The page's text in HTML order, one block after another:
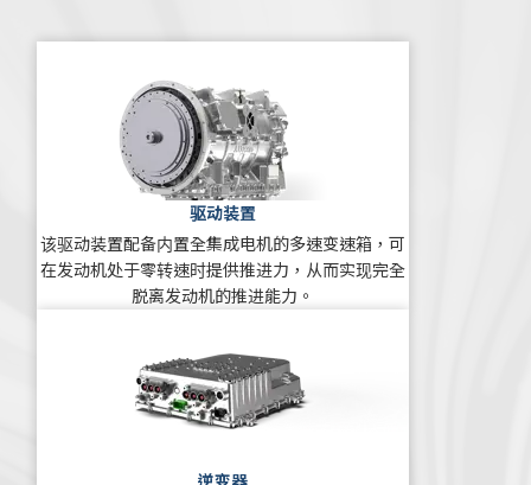
驱动装置
该驱动装置配备内置全集成电机的多速变速箱，可
在发动机处于零转速时提供推进力，从而实现完全
脱离发动机的推进能力。